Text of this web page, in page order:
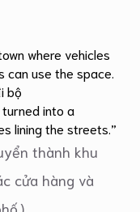
where vehicles
can use the space.
bộ
turned into a
lining the streets.”
thành khu
cửa hàng và